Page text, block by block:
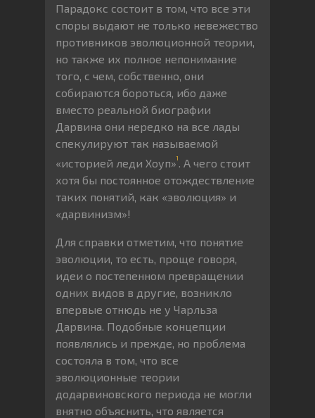
Парадокс состоит в том, что все эти
споры выдают не только невежество
противников эволюционной теории,
но также их полное непонимание
того, с чем, собственно, они
собираются бороться, ибо даже
вместо реальной биографии
Дарвина они нередко на все лады
спекулируют так называемой
«историей леди Хоуп»1 . А чего стоит
хотя бы постоянное отождествление
таких понятий, как «эволюция» и
«дарвинизм»!
Для справки отметим, что понятие
эволюции, то есть, проще говоря,
идеи о постепенном превращении
одних видов в другие, возникло
впервые отнюдь не у Чарльза
Дарвина. Подобные концепции
появлялись и прежде, но проблема
состояла в том, что все
эволюционные теории
додарвиновского периода не могли
внятно объяснить, что является